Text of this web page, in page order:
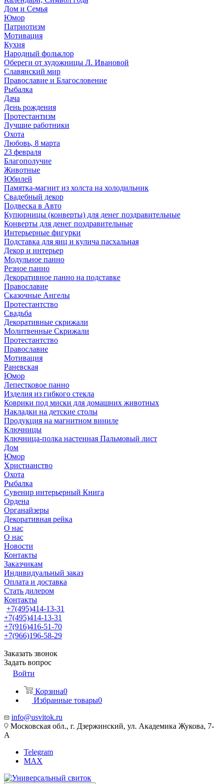
Дом и Семья
Юмор
Патриотизм
Мотивация
Кухня
Народный фольклор
Обереги от художницы Л. Ивановой
Славянский мир
Православие и Благословение
Рыбалка
Дача
День рождения
Протестантизм
Лучшие работники
Охота
Любовь, 8 марта
23 февраля
Благополучие
Животные
Юбилей
Памятка-магнит из холста на холодильник
Свадебный декор
Подвеска в Авто
Купюрницы (конверты) для денег поздравительные
Конверты для денег поздравительные
Интерьерные фигурки
Подставка для яиц и кулича пасхальная
Декор и интерьер
Модульное панно
Резное панно
Декоративное панно на подставке
Православие
Сказочные Ангелы
Протестантство
Свадьба
Декоративные скрижали
Молитвенные Скрижали
Протестантство
Православие
Мотивация
Раневская
Юмор
Лепестковое панно
Изделия из гибкого стекла
Коврики под миски для домашних животных
Накладки на детские столы
Продукция на магнитном виниле
Ключницы
Ключница-полка настенная Пальмовый лист
Дом
Юмор
Христианство
Охота
Рыбалка
Сувенир интерьерный Книга
Ордена
Органайзеры
Декоративная рейка
О нас
О нас
Новости
Контакты
Заказчикам
Индивидуальный заказ
Оплата и доставка
Стать дилером
Контакты
+7(495)414-13-31
+7(495)414-13-31
+7(916)416-51-70
+7(966)196-58-29
Заказать звонок
Задать вопрос
Войти
Корзина0
Избранные товары0
info@usvitok.ru
Московская обл., г. Дзержинский, ул. Академика Жукова, 7-
А
Telegram
MAX